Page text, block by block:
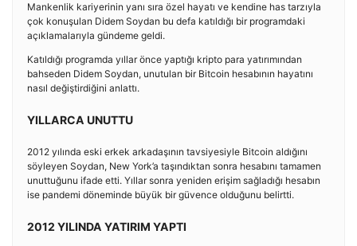
Mankenlik kariyerinin yanı sıra özel hayatı ve kendine has tarzıyla
çok konuşulan Didem Soydan bu defa katıldığı bir programdaki
açıklamalarıyla gündeme geldi.
Katıldığı programda yıllar önce yaptığı kripto para yatırımından
bahseden Didem Soydan, unutulan bir Bitcoin hesabının hayatını
nasıl değiştirdiğini anlattı.
YILLARCA UNUTTU
2012 yılında eski erkek arkadaşının tavsiyesiyle Bitcoin aldığını
söyleyen Soydan, New York’a taşındıktan sonra hesabını tamamen
unuttuğunu ifade etti. Yıllar sonra yeniden erişim sağladığı hesabın
ise pandemi döneminde büyük bir güvence olduğunu belirtti.
2012 YILINDA YATIRIM YAPTI